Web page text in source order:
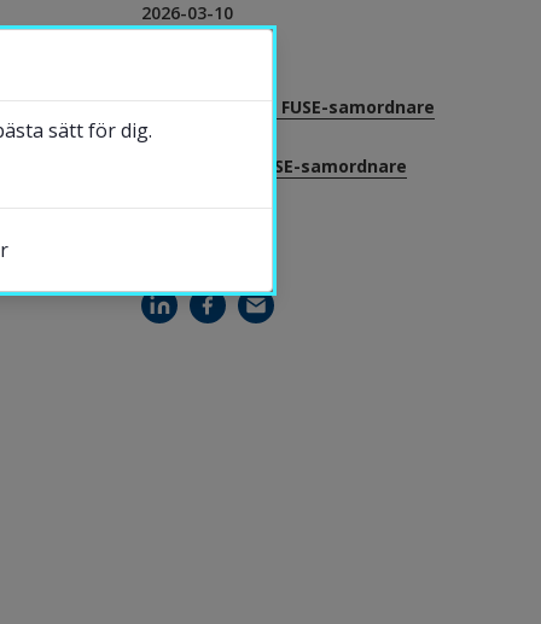
2026-03-10
Katerina Černá, FUSE-samordnare
Jesper Lund, FUSE-samordnare
sätt för dig.